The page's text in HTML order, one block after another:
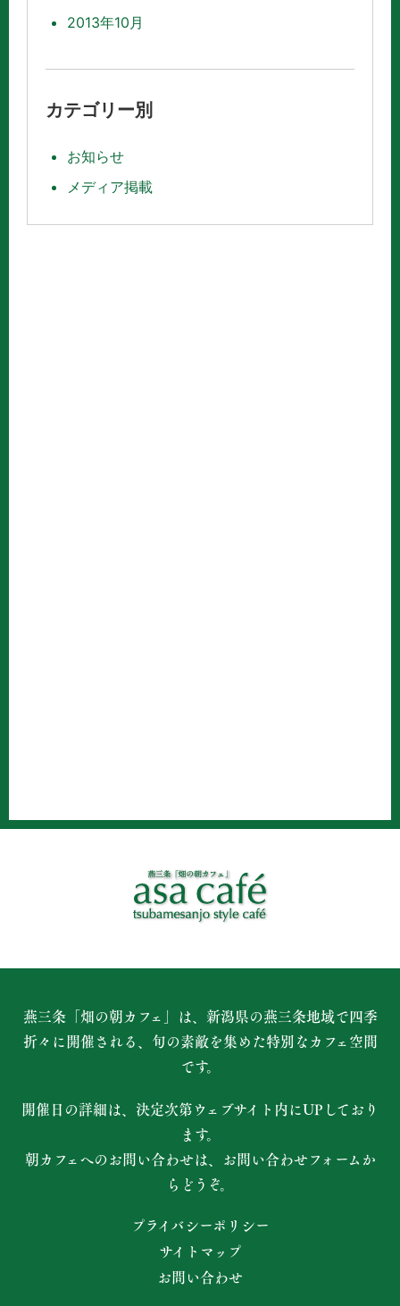
2013年10月
カテゴリー別
お知らせ
メディア掲載
燕三条「畑の朝カフェ」は、新潟県の燕三条地域で四季
折々に開催される、 旬の素敵を集めた特別なカフェ空間
です。
開催日の詳細は、決定次第ウェブサイト内にUPしており
ます。
朝カフェへのお問い合わせは、お問い合わせフォームか
らどうぞ。
プライバシーポリシー
サイトマップ
お問い合わせ